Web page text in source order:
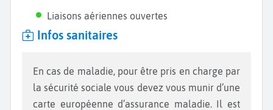
Liaisons aériennes ouvertes
Infos sanitaires
En cas de maladie, pour être pris en charge par
la sécurité sociale vous devez vous munir d’une
carte européenne d’assurance maladie. Il est